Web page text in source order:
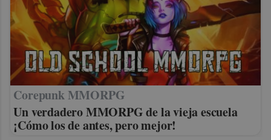
Corepunk MMORPG
Un verdadero MMORPG de la vieja escuela
¡Cómo los de antes, pero mejor!